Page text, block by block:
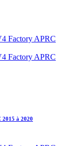
2015 à 2020